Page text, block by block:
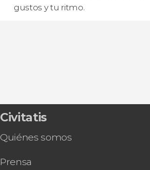
gustos y tu ritmo.
Civitatis
Quiénes somos
Prensa